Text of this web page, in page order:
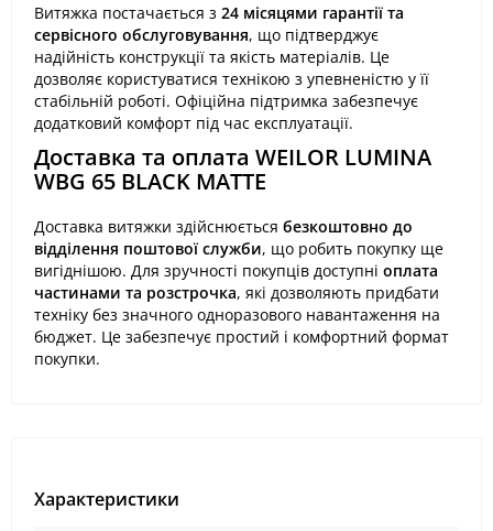
Витяжка постачається з 24 місяцями гарантії та
сервісного обслуговування, що підтверджує
надійність конструкції та якість матеріалів. Це
дозволяє користуватися технікою з упевненістю у її
стабільній роботі. Офіційна підтримка забезпечує
додатковий комфорт під час експлуатації.
Доставка та оплата WEILOR LUMINA
WBG 65 BLACK MATTE
Доставка витяжки здійснюється безкоштовно до
відділення поштової служби, що робить покупку ще
вигіднішою. Для зручності покупців доступні оплата
частинами та розстрочка, які дозволяють придбати
техніку без значного одноразового навантаження на
бюджет. Це забезпечує простий і комфортний формат
покупки.
Характеристики